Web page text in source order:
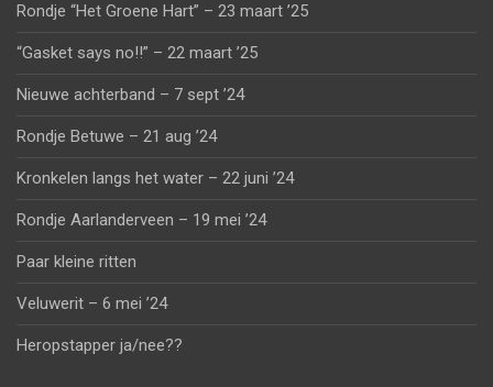
Rondje “Het Groene Hart” – 23 maart ’25
“Gasket says no!!” – 22 maart ’25
Nieuwe achterband – 7 sept ’24
Rondje Betuwe – 21 aug ’24
Kronkelen langs het water – 22 juni ’24
Rondje Aarlanderveen – 19 mei ’24
Paar kleine ritten
Veluwerit – 6 mei ’24
Heropstapper ja/nee??